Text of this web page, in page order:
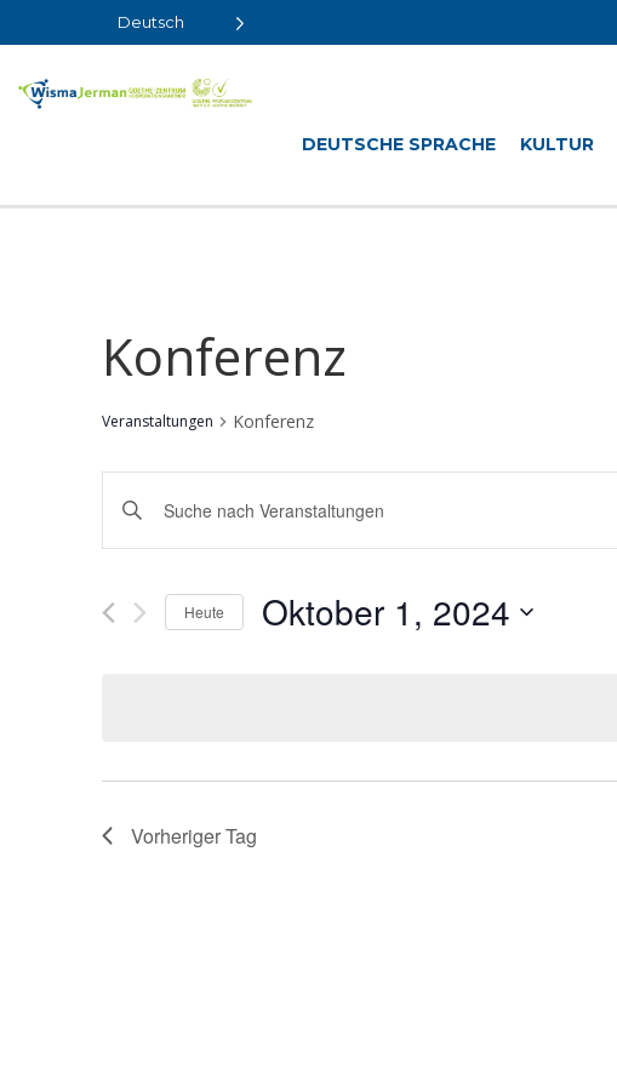
Deutsch
DEUTSCHE SPRACHE KULTUR
Konferenz
Veranstaltungen Konferenz
Ereignisse
Suche
Ansichten
Navigation
Schlüsselwort
eingeben.
Veranstaltungen
Heute Oktober 1, 2024
Vorheriger Tag